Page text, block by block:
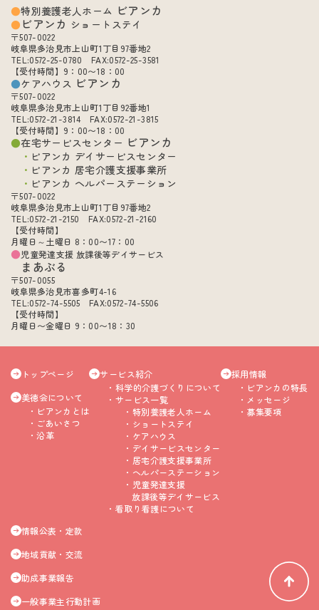
特別養護老人ホーム ビアンカ
ビアンカ ショートステイ
〒507-0022
岐阜県多治見市上山町1丁目97番地2
TEL:0572-25-0780 FAX:0572-25-3581
【受付時間】9：00〜18：00
ケアハウス ビアンカ
〒507-0022
岐阜県多治見市上山町1丁目92番地1
TEL:0572-21-3814 FAX:0572-21-3815
【受付時間】9：00〜18：00
在宅サービスセンター ビアンカ
ビアンカ デイサービスセンター
ビアンカ 居宅介護支援事業所
ビアンカ ヘルパーステーション
〒507-0022
岐阜県多治見市上山町1丁目97番地2
TEL:0572-21-2150 FAX:0572-21-2160
【受付時間】
月曜日～土曜日 8：00〜17：00
児童発達支援 放課後等デイサービス
まあぶる
〒507-0055
岐阜県多治見市喜多町4-16
TEL:0572-74-5505 FAX:0572-74-5506
【受付時間】
月曜日〜金曜日 9：00〜18：30
トップページ
美徳会について
ビアンカとは
ごあいさつ
沿革
サービス紹介
科学的介護づくりについて
サービス一覧
特別養護老人ホーム
ショートステイ
ケアハウス
デイサービスセンター
居宅介護支援事業所
ヘルパーステーション
児童発達支援
放課後等デイサービス
看取り看護について
採用情報
ビアンカの特長
メッセージ
募集要項
情報公表・定款
地域貢献・交流
助成事業報告
一般事業主行動計画